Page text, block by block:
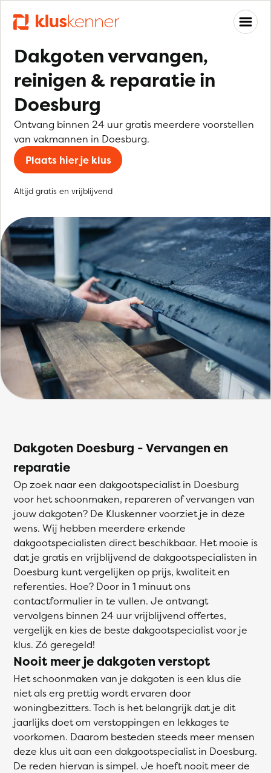
Dakgoten vervangen,
reinigen & reparatie in
Doesburg
Ontvang binnen 24 uur gratis meerdere voorstellen
van vakmannen in Doesburg.
Plaats hier je klus
Altijd gratis en vrijblijvend
Dakgoten Doesburg - Vervangen en
reparatie
Op zoek naar een dakgootspecialist in Doesburg
voor het schoonmaken, repareren of vervangen van
jouw dakgoten? De Kluskenner voorziet je in deze
wens. Wij hebben meerdere erkende
dakgootspecialisten direct beschikbaar. Het mooie is
dat je gratis en vrijblijvend de dakgootspecialisten in
Doesburg kunt vergelijken op prijs, kwaliteit en
referenties. Hoe? Door in 1 minuut ons
contactformulier in te vullen. Je ontvangt
vervolgens binnen 24 uur vrijblijvend offertes,
vergelijk en kies de beste dakgootspecialist voor je
klus. Zó geregeld!
Nooit meer je dakgoten verstopt
Het schoonmaken van je dakgoten is een klus die
niet als erg prettig wordt ervaren door
woningbezitters. Toch is het belangrijk dat je dit
jaarlijks doet om verstoppingen en lekkages te
voorkomen. Daarom besteden steeds meer mensen
deze klus uit aan een dakgootspecialist in Doesburg.
De reden hiervan is simpel. Je hoeft nooit meer de